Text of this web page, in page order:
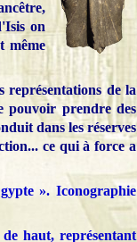
on
même
représentations de la
pouvoir prendre des
dans les réserves
ce qui à force a
». Iconographie
haut, représentant